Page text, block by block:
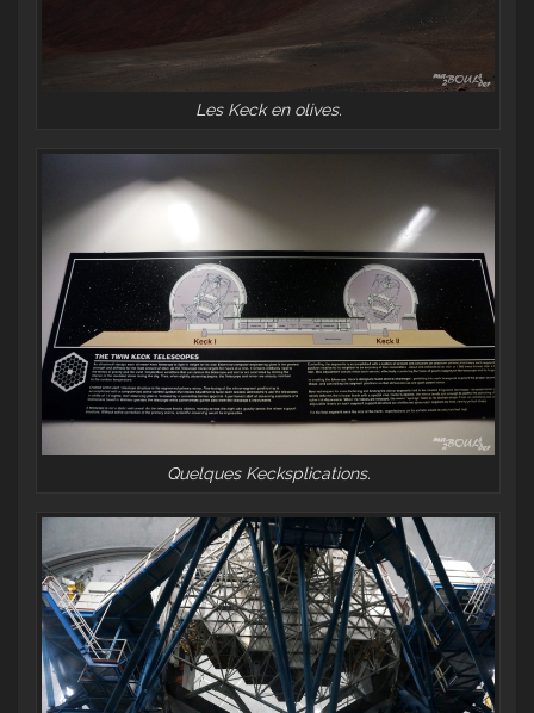
Les Keck en olives.
Quelques Kecksplications.